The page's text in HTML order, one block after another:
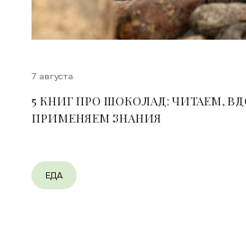
7 августа
5 КНИГ ПРО ШОКОЛАД: ЧИТАЕМ,
ПРИМЕНЯЕМ ЗНАНИЯ
ЕДА